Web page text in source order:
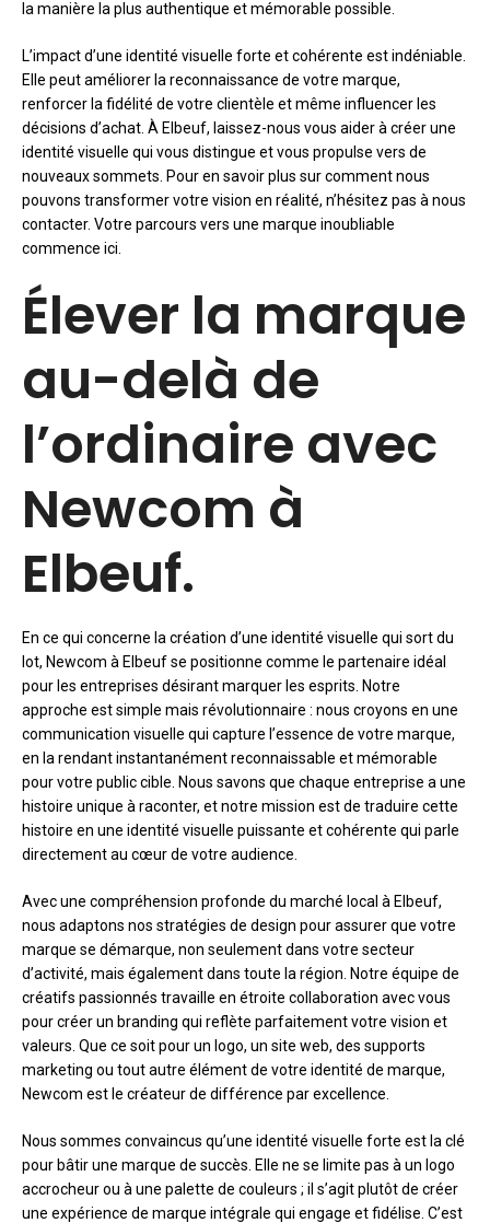
la manière la plus authentique et mémorable possible.
L’impact d’une identité visuelle forte et cohérente est indéniable.
Elle peut améliorer la reconnaissance de votre marque,
renforcer la fidélité de votre clientèle et même influencer les
décisions d’achat. À Elbeuf, laissez-nous vous aider à créer une
identité visuelle qui vous distingue et vous propulse vers de
nouveaux sommets. Pour en savoir plus sur comment nous
pouvons transformer votre vision en réalité, n’hésitez pas à nous
contacter. Votre parcours vers une marque inoubliable
commence ici.
Élever la marque
au-delà de
l’ordinaire avec
Newcom à
Elbeuf.
En ce qui concerne la création d’une identité visuelle qui sort du
lot, Newcom à Elbeuf se positionne comme le partenaire idéal
pour les entreprises désirant marquer les esprits. Notre
approche est simple mais révolutionnaire : nous croyons en une
communication visuelle qui capture l’essence de votre marque,
en la rendant instantanément reconnaissable et mémorable
pour votre public cible. Nous savons que chaque entreprise a une
histoire unique à raconter, et notre mission est de traduire cette
histoire en une identité visuelle puissante et cohérente qui parle
directement au cœur de votre audience.
Avec une compréhension profonde du marché local à Elbeuf,
nous adaptons nos stratégies de design pour assurer que votre
marque se démarque, non seulement dans votre secteur
d’activité, mais également dans toute la région. Notre équipe de
créatifs passionnés travaille en étroite collaboration avec vous
pour créer un branding qui reflète parfaitement votre vision et
valeurs. Que ce soit pour un logo, un site web, des supports
marketing ou tout autre élément de votre identité de marque,
Newcom est le créateur de différence par excellence.
Nous sommes convaincus qu’une identité visuelle forte est la clé
pour bâtir une marque de succès. Elle ne se limite pas à un logo
accrocheur ou à une palette de couleurs ; il s’agit plutôt de créer
une expérience de marque intégrale qui engage et fidélise. C’est